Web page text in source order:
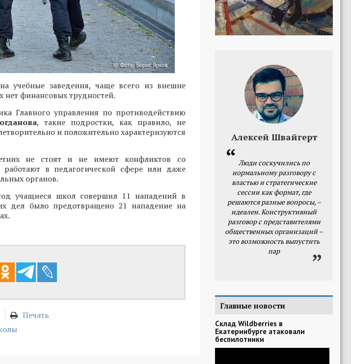
учебные заведения, чаще всего из внешне
нет финансовых трудностей.
Главного управления по противодействию
, такие подростки, как правило, не
и положительно характеризуются
не стоят и не имеют конфликтов со
в педагогической сфере или даже
органов.
учащиеся школ совершил 11 нападений в
дел было предотвращено 21 нападение на
Печать
Алексей Швайгерт
Люди соскучились по
нормальному разговору с
властью и стратегические
сессии как формат, где
решаются разные вопросы, –
идеален. Конструктивный
разговор с представителями
общественных организаций –
это возможность выпустить
пар
Главные новости
Склад Wildberries в
Екатеринбурге атаковали
беспилотники